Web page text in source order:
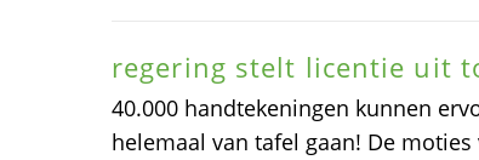
regering stelt licentie uit
40.000 handtekeningen kunnen
helemaal van tafel gaan! De